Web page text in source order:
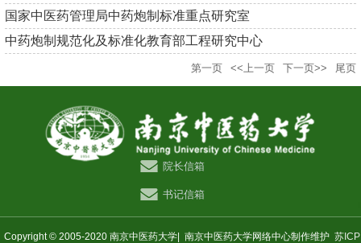
国家中医药管理局中药炮制标准重点研究室
中药炮制规范化及标准化教育部工程研究中心
第一页 <<上一页 下一页>> 尾页
院长信箱
书记信箱
Copyright © 2005-2020 南京中医药大学| 南京中医药大学网络中心制作维护 苏ICP